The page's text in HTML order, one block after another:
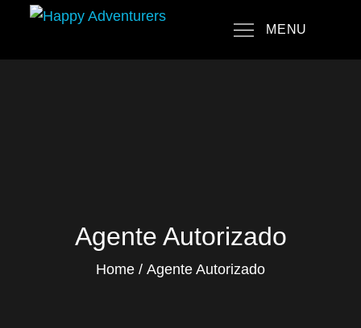
content
MENU
Agente Autorizado
Home Agente Autorizado